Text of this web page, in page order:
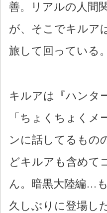
善。リアルの人間
が、そこでキルア
旅して回っている。
キルアは『ハンタ
「ちょくちょく
ンに話してるもの
どキルアも含めて
ん。暗黒大陸編…
久しぶりに登場し